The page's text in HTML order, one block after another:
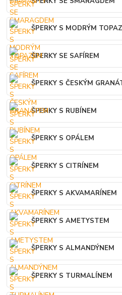
ŠPERKY S MODRÝM
ŠPERKY SE SAFÍREM
ŠPERKY S ČESKÝM
ŠPERKY S RUBÍNEM
ŠPERKY S OPÁLEM
ŠPERKY S CITRÍNEM
ŠPERKY S AKVAMARÍNEM
ŠPERKY S AMETYSTEM
ŠPERKY S ALMANDÝNEM
ŠPERKY S TURMALÍNEM